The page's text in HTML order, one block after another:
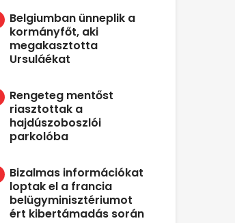
Belgiumban ünneplik a
kormányfőt, aki
megakasztotta
Ursuláékat
Rengeteg mentőst
riasztottak a
hajdúszoboszlói
parkolóba
Bizalmas információkat
loptak el a francia
belügyminisztériumot
ért kibertámadás során